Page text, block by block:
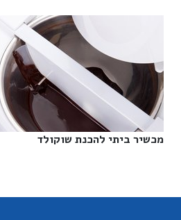
מכשיר ביתי להכנת שוקולד‎